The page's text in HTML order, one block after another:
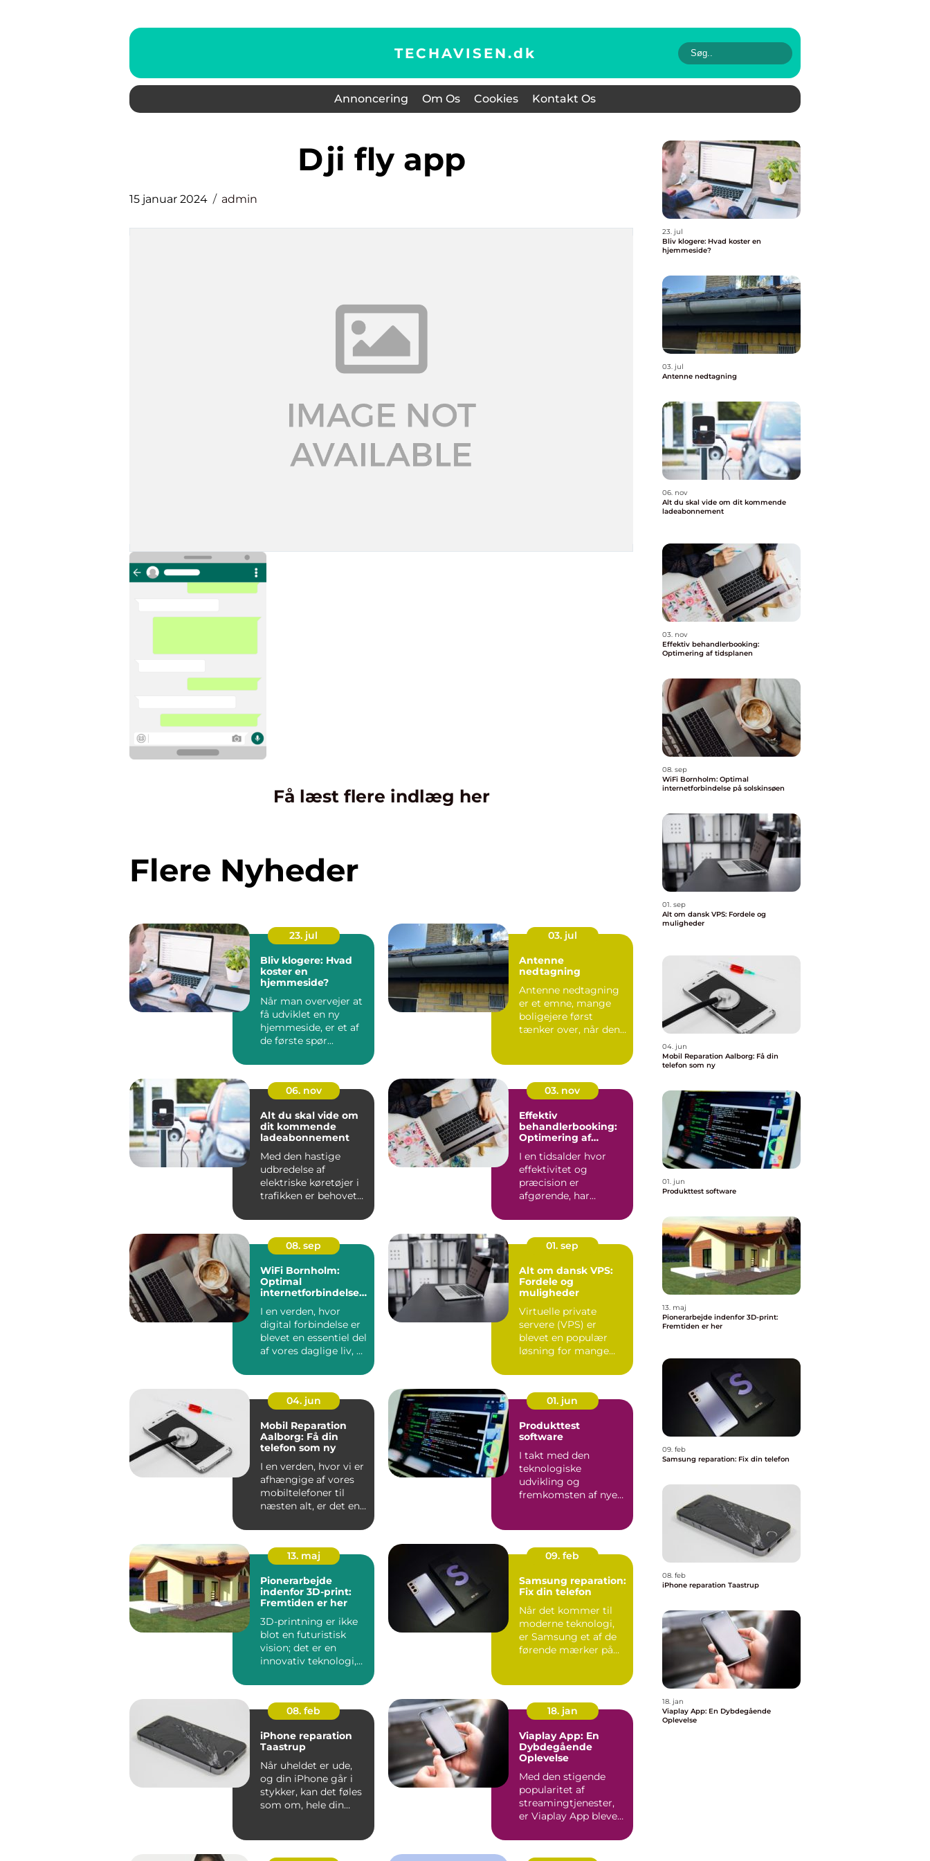
TECHAVISEN.dk
Annoncering Om Os Cookies Kontakt Os
dji fly app
15 januar 2024 admin
Få læst flere indlæg her
Flere Nyheder
23. jul
Bliv klogere: Hvad
koster en
hjemmeside?
Når man overvejer at
få udviklet en ny
hjemmeside, er et af
de første spør...
03. jul
Antenne
nedtagning
Antenne nedtagning
er et emne, mange
boligejere først
tænker over, når den
06. nov
Alt du skal vide om
dit kommende
ladeabonnement
Med den hastige
udbredelse af
elektriske køretøjer i
trafikken er behovet
03. nov
Effektiv
behandlerbooking:
Optimering af
I en tidsalder hvor
effektivitet og
præcision er
afgørende, har
taget ...
08. sep
WiFi Bornholm:
Optimal
internetforbindelse
I en verden, hvor
digital forbindelse er
blevet en essentiel del
af vores daglige liv, er
01. sep
Alt om dansk VPS:
Fordele og
muligheder
Virtuelle private
servere (VPS) er
blevet en populær
løsning for mange
04. jun
Mobil Reparation
Aalborg: Få din
telefon som ny
I en verden, hvor vi er
afhængige af vores
mobiltelefoner til
næsten alt, er det en
01. jun
Produkttest
software
I takt med den
teknologiske
udvikling og
fremkomsten af nye
13. maj
Pionerarbejde
indenfor 3D-print:
Fremtiden er her
3D-printning er ikke
blot en futuristisk
vision; det er en
innovativ teknologi,
...
09. feb
Samsung reparation:
Fix din telefon
Når det kommer til
moderne teknologi,
er Samsung et af de
førende mærker på
08. feb
iPhone reparation
Taastrup
Når uheldet er ude,
og din iPhone går i
stykker, kan det føles
som om, hele din
18. jan
Viaplay App: En
Dybdegående
Oplevelse
Med den stigende
popularitet af
streamingtjenester,
er Viaplay App blevet
platforme...
23. jul
Bliv klogere: Hvad koster en
hjemmeside?
03. jul
Antenne nedtagning
06. nov
Alt du skal vide om dit kommende
ladeabonnement
03. nov
Effektiv behandlerbooking:
Optimering af tidsplanen
08. sep
WiFi Bornholm: Optimal
internetforbindelse på solskinsøen
01. sep
Alt om dansk VPS: Fordele og
muligheder
04. jun
Mobil Reparation Aalborg: Få din
telefon som ny
01. jun
Produkttest software
13. maj
Pionerarbejde indenfor 3D-print:
Fremtiden er her
09. feb
Samsung reparation: Fix din telefon
08. feb
iPhone reparation Taastrup
18. jan
Viaplay App: En Dybdegående
Oplevelse